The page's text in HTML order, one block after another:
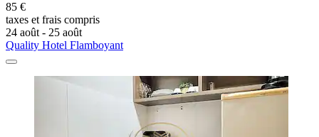
85 €
taxes et frais compris
24 août - 25 août
Quality Hotel Flamboyant